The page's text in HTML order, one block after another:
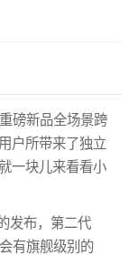
磅新品全场景跨
户所带来了独立
一块儿来看看小
发布，第二代
有旗舰级别的